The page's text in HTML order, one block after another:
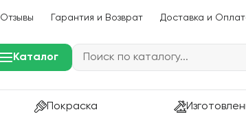
Отзывы Гарантия и Возврат Доставка и
Каталог
Покраска